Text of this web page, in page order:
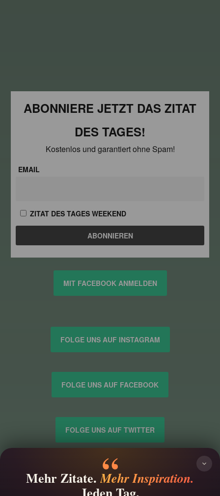
ABONNIERE JETZT DAS ZITAT
DES TAGES!
Kostenlos und garantiert ohne Spam!
EMAIL
ZITAT DES TAGES WEEKEND
MIT FACEBOOK ANMELDEN
FOLGE UNS AUF INSTAGRAM
FOLGE UNS AUF FACEBOOK
FOLGE UNS AUF TWITTER
IMPRESSUM